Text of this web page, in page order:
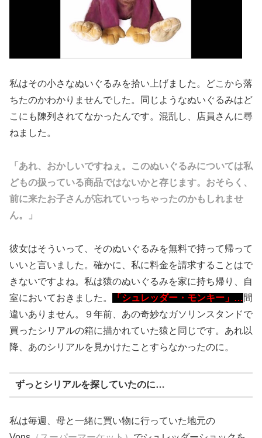
私はその小さなぬいぐるみを拾い上げました。どこから落
ちたのかわかりませんでした。同じようなぬいぐるみはど
こにも陳列されてなかったんです。混乱し、店員さんに尋
ねました。
「あれ、おかしいですねぇ。このぬいぐるみについては私
どもの扱っている商品ではないかと存じます。おそらく、
前に来たお子さんが忘れていっちゃったのかもしれませ
ん。」
彼女はそういって、そのぬいぐるみを無料で持って帰って
いいと言いました。確かに、私に料金を請求することはで
きないですよね。私は猿のぬいぐるみを家に持ち帰り、自
室においておきました。
「シュレッダー・モンキー」…間
違いありません。９年前、あの奇妙なガソリンスタンドで
買ったシリアルの箱に描かれていた猿と同じです。あれ以
降、あのシリアルを見かけたことすらなかったのに。
ずっとシリアルを探していたのに…
私は毎週、母と一緒に買い物に行っていた地元の